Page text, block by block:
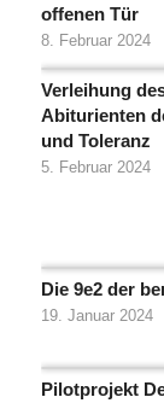
offenen Tür
8. Februar 2024
Verleihung
Abiturienten
und Toleranz
5. Februar 2024
Die 9e2 der
19. Januar 2024
Pilotprojekt